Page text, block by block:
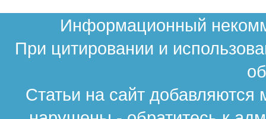
Информационный
При цитировании и
Статьи на сайт